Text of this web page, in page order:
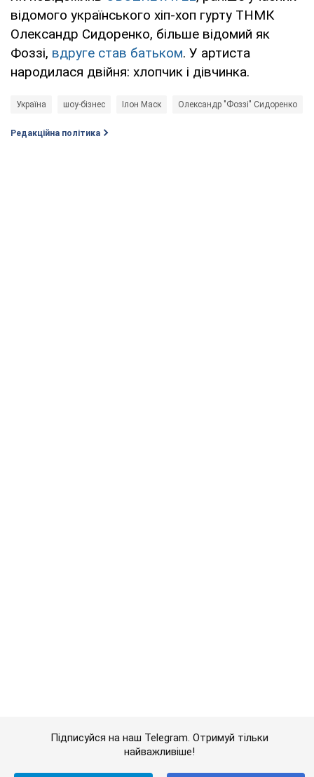
відомого українського хіп-хоп гурту ТНМК
Олександр Сидоренко, більше відомий як
Фоззі, вдруге став батьком. У артиста
народилася двійня: хлопчик і дівчинка.
Україна шоу-бізнес Ілон Маск Олександр "Фоззі" Сидоренко
Редакційна політика
Підписуйся на наш Telegram. Отримуй тільки
найважливіше!